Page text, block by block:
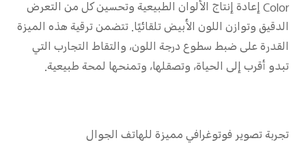
Color إعادة إنتاج الألوان الطبيعية وتحسين كل من التعرض
الدقيق وتوازن اللون الأبيض تلقائيًا. تتضمن ترقية هذه الميزة
القدرة على ضبط سطوع درجة اللون، والتقاط التجارب التي
تبدو أقرب إلى الحياة، وتصقلها، وتمنحها لمحة طبيعية.
تجربة تصوير فوتوغرافي مميزة للهاتف الجوال